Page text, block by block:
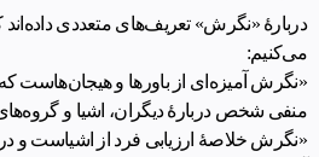
دربارۀ «نگرش» تعریف‌های متعددی داده‌اند
می‌کنیم:
«نگرش آمیزه‌ای از باورها و هیجان‌هاست
منفی شخص دربارۀ دیگران، اشیا و
«نگرش خلاصۀ ارزیابی فرد از اشیاست و در